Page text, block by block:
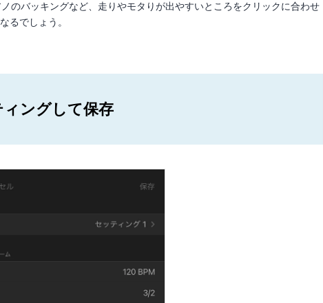
のバッキングなど、走りやモタりが出やすいところをクリックに合わせ
るでしょう。
ングして保存